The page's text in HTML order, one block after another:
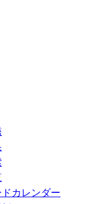
ドカレンダー